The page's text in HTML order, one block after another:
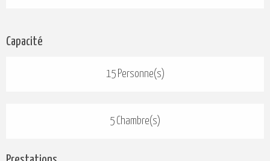
Capacité
15 Personne(s)
5 Chambre(s)